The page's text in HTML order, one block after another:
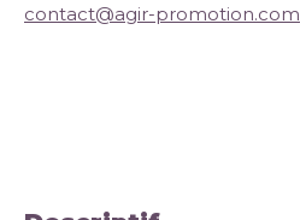
contact@agir-promotion.com